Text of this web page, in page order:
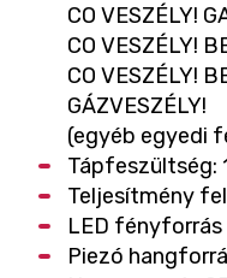
CO VESZÉLY!
CO VESZÉLY!
CO VESZÉLY!
GÁZVESZÉLY!
(egyéb egyedi
Tápfeszültség:
Teljesítmény
LED fényforrás
Piezó